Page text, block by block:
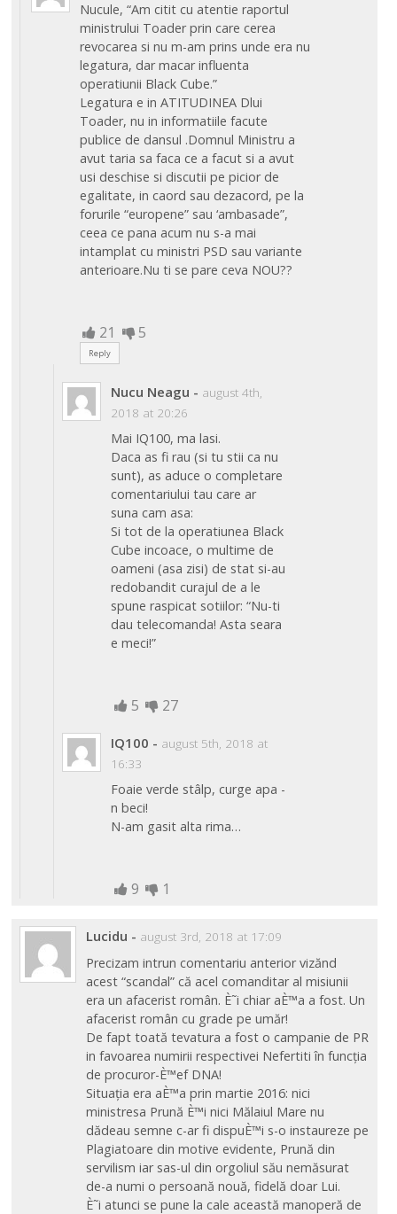
Nucule, “Am citit cu atentie raportul
ministrului Toader prin care cerea
revocarea si nu m-am prins unde era nu
legatura, dar macar influenta
operatiunii Black Cube.”
Legatura e in ATITUDINEA Dlui
Toader, nu in informatiile facute
publice de dansul .Domnul Ministru a
avut taria sa faca ce a facut si a avut
usi deschise si discutii pe picior de
egalitate, in caord sau dezacord, pe la
forurile “europene” sau ‘ambasade”,
ceea ce pana acum nu s-a mai
intamplat cu ministri PSD sau variante
anterioare.Nu ti se pare ceva NOU??
21 5
Reply
Nucu Neagu - august 4th,
2018 at 20:26
Mai IQ100, ma lasi.
Daca as fi rau (si tu stii ca nu
sunt), as aduce o completare
comentariului tau care ar
suna cam asa:
Si tot de la operatiunea Black
Cube incoace, o multime de
oameni (asa zisi) de stat si-au
redobandit curajul de a le
spune raspicat sotiilor: “Nu-ti
dau telecomanda! Asta seara
e meci!”
5 27
IQ100 - august 5th, 2018 at
16:33
Foaie verde stâlp, curge apa -
n beci!
N-am gasit alta rima…
9 1
Lucidu - august 3rd, 2018 at 17:09
Precizam intrun comentariu anterior vizănd
acest “scandal” că acel comanditar al misiunii
era un afacerist român. È˜i chiar aÈ™a a fost. Un
afacerist român cu grade pe umăr!
De fapt toată tevatura a fost o campanie de PR
in favoarea numirii respectivei Nefertiti în funcția
de procuror-È™ef DNA!
Situația era aÈ™a prin martie 2016: nici
ministresa Prună È™i nici Mălaiul Mare nu
dădeau semne c-ar fi dispuÈ™i s-o instaureze pe
Plagiatoare din motive evidente, Prună din
servilism iar sas-ul din orgoliul său nemăsurat
de-a numi o persoană nouă, fidelă doar Lui.
È˜i atunci se pune la cale această manoperă de